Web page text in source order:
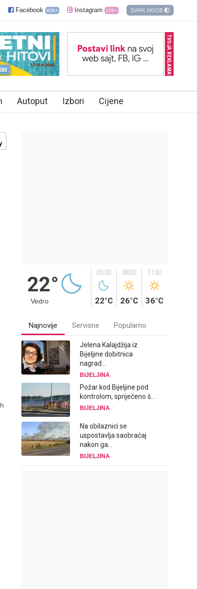
Facebook 90K+ Instagram 12K+ DARK MODE
TVOJA REKLAMA?
Autoput Izbori Cijene
22° 05:00
22°C
08:00
26°C
11:00
36°C
Vedro
Najnovije Servisne Popularno
Jelena Kalajdžija iz
Bijeljine dobitnica
nagrad...
BIJELJINA
Požar kod Bijeljine pod
kontrolom, spriječeno š...
BIJELJINA
Na obilaznici se
uspostavlja saobraćaj
nakon ga...
BIJELJINA